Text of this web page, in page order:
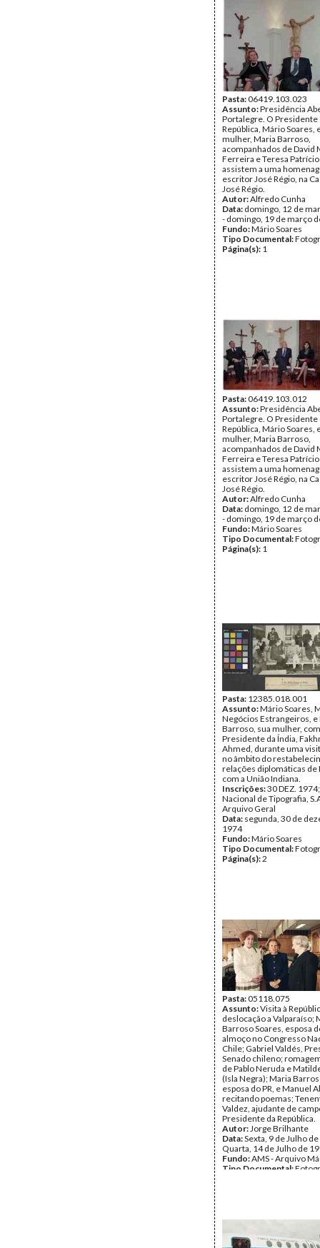
Pasta:06419.103.023
Assunto:Presidência
Portalegre. O Presidente
República, Mário Soares,
mulher, Maria Barroso,
acompanhados de David
Ferreira e Teresa
assistem a uma
escritor José Régio, na
José Régio.
Autor:Alfredo Cunha
Data: domingo, 12 de
- domingo, 19 de março
Fundo:Mário Soares
Tipo Documental:
Página(s): 1
Pasta:06419.103.012
Assunto:Presidência
Portalegre. O Presidente
República, Mário Soares,
mulher, Maria Barroso,
acompanhados de David
Ferreira e Teresa
assistem a uma
escritor José Régio, na
José Régio.
Autor:Alfredo Cunha
Data: domingo, 12 de
- domingo, 19 de março
Fundo:Mário Soares
Tipo Documental:
Página(s): 1
Pasta: 12385.018.001
Assunto:Mário Soares,
Negócios Estrangeiros, e
Barroso, sua mulher,
Presidente da Índia,
Ahmed, durante uma
no âmbito do
relações diplomáticas de
com a União Indiana.
Inscrições:30 DEZ.
Nacional de Tipografia,
Arquivo Geral
Data: segunda, 30 de
1974
Fundo:Mário Soares
Tipo Documental:
Página(s):2
Pasta:05118.075
Assunto:Visita à
deslocação a Valparaíso;
Barroso Soares, esposa
almoço no Congresso
Chile; Gabriel Valdés,
Senado chileno;
de Pablo Neruda e
(Isla Negra); Maria
esposa do PR, e Manuel
recitando poemas;
Valdez, ajudante de
Presidente da República.
Autor:Jorge Brilhante
Data:Sexta, 9 de Julho
Quarta, 14 de Julho de
Fundo:AMS - Arquivo
Tipo Documental: